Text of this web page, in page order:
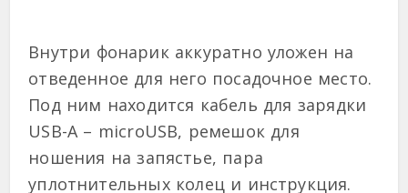
Внутри фонарик аккуратно уложен на
отведенное для него посадочное место.
Под ним находится кабель для зарядки
USB-A – microUSB, ремешок для
ношения на запястье, пара
уплотнительных колец и инструкция.